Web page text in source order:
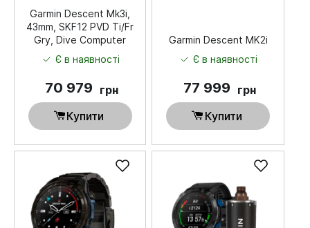
Garmin Descent Mk3i,
43mm, SKF12 PVD Ti/Fr
Gry, Dive Computer
Є в наявності
70 979 грн
Купити
Garmin Descent MK2i
Є в наявності
77 999 грн
Купити